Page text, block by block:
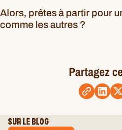
Alors, prêtes à partir pour
comme les autres ?
Partagez
SUR LE BLOG